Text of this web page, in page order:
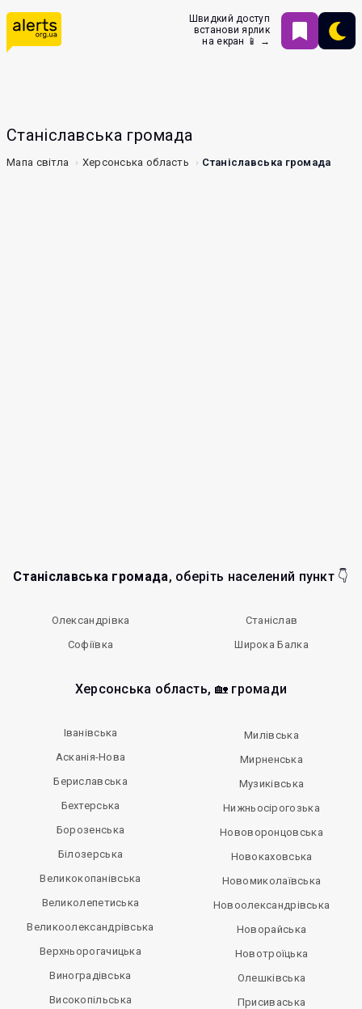
Швидкий доступ
встанови ярлик
на екран 📱 →
Станіславська громада
Мапа світла Херсонська область Станіславська громада
Станіславська громада, оберіть населений пункт 👇
Олександрівка
Софіївка
Станіслав
Широка Балка
Херсонська область, 🏡 громади
Іванівська
Асканія-Нова
Бериславська
Бехтерська
Борозенська
Білозерська
Великокопанівська
Великолепетиська
Великоолександрівська
Верхньорогачицька
Виноградівська
Високопільська
Милівська
Мирненська
Музиківська
Нижньосірогозька
Нововоронцовська
Новокаховська
Новомиколаївська
Новоолександрівська
Новорайська
Новотроїцька
Олешківська
Присиваська